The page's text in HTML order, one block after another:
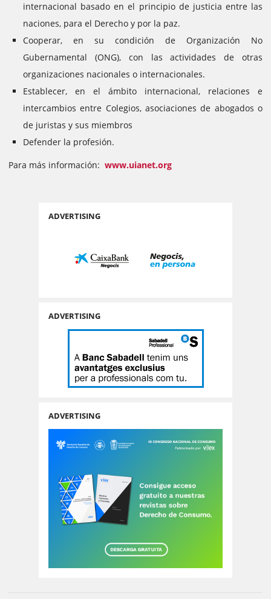
internacional basado en el principio de justicia entre las
naciones, para el Derecho y por la paz.
Cooperar, en su condición de Organización No
Gubernamental (ONG), con las actividades de otras
organizaciones nacionales o internacionales.
Establecer, en el ámbito internacional, relaciones e
intercambios entre Colegios, asociaciones de abogados o
de juristas y sus miembros
Defender la profesión.
Para más información: www.uianet.org
ADVERTISING
ADVERTISING
ADVERTISING